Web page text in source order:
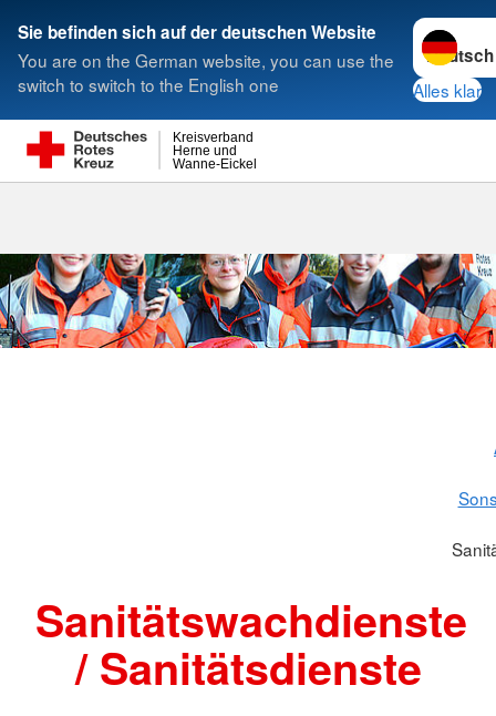
Sie befinden sich auf der deutschen Website
You are on the German website, you can use the
switch to switch to the English one
Sprache
Alles klar
Wanne-Eickel
Herne und
Kreisverband
Suche
Sanitätswachdienste
/ Sanitätsdienste